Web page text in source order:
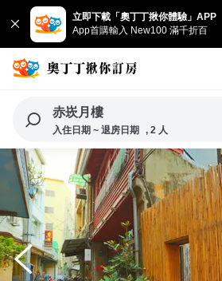
立即下載「奧丁丁揪你體驗」APP
App首購輸入 New100 滿千折百
赤崁月樓
入住日期 ~ 退房日期 , 2 人